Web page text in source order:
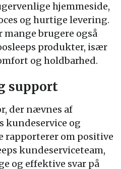
hjemmeside,
og hurtige levering.
brugere også
produkter, især
og holdbarhed.
support
der nævnes af
kundeservice og
rapporterer om positive
kundeserviceteam,
og effektive svar på